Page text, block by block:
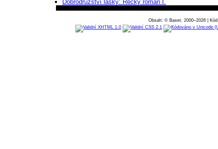
Dobrodružství lásky: Řecký román I.
Obsah: © Baset, 2000–2026 |